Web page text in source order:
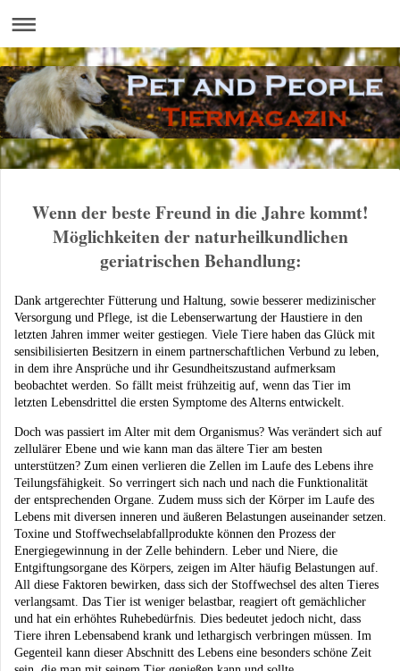
Wenn der beste Freund in die Jahre kommt!
Möglichkeiten der naturheilkundlichen
geriatrischen Behandlung:
Dank artgerechter Fütterung und Haltung, sowie besserer medizinischer
Versorgung und Pflege, ist die Lebenserwartung der Haustiere in den
letzten Jahren immer weiter gestiegen. Viele Tiere haben das Glück mit
sensibilisierten Besitzern in einem partnerschaftlichen Verbund zu leben,
in dem ihre Ansprüche und ihr Gesundheitszustand aufmerksam
beobachtet werden. So fällt meist frühzeitig auf, wenn das Tier im
letzten Lebensdrittel die ersten Symptome des Alterns entwickelt.
Doch was passiert im Alter mit dem Organismus? Was verändert sich auf
zellulärer Ebene und wie kann man das ältere Tier am besten
unterstützen? Zum einen verlieren die Zellen im Laufe des Lebens ihre
Teilungsfähigkeit. So verringert sich nach und nach die Funktionalität
der entsprechenden Organe. Zudem muss sich der Körper im Laufe des
Lebens mit diversen inneren und äußeren Belastungen auseinander setzen.
Toxine und Stoffwechselabfallprodukte können den Prozess der
Energiegewinnung in der Zelle behindern. Leber und Niere, die
Entgiftungsorgane des Körpers, zeigen im Alter häufig Belastungen auf.
All diese Faktoren bewirken, dass sich der Stoffwechsel des alten Tieres
verlangsamt. Das Tier ist weniger belastbar, reagiert oft gemächlicher
und hat ein erhöhtes Ruhebedürfnis. Dies bedeutet jedoch nicht, dass
Tiere ihren Lebensabend krank und lethargisch verbringen müssen. Im
Gegenteil kann dieser Abschnitt des Lebens eine besonders schöne Zeit